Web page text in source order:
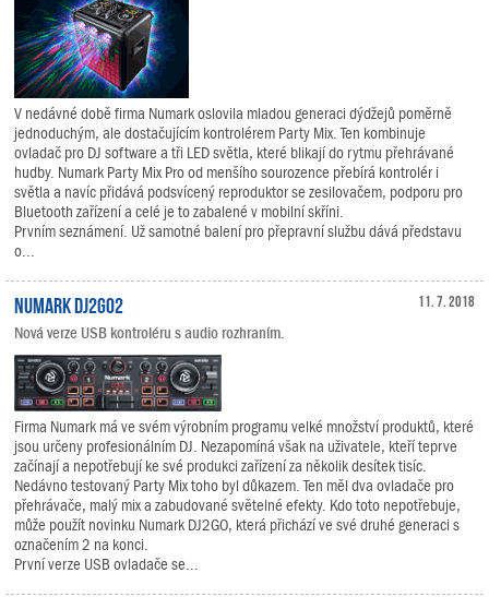
V nedávné době firma Numark oslovila mladou generaci dýdžejů poměrně
jednoduchým, ale dostačujícím kontrolérem Party Mix. Ten kombinuje
ovladač pro DJ software a tři LED světla, které blikají do rytmu přehrávané
hudby. Numark Party Mix Pro od menšího sourozence přebírá kontrolér i
světla a navíc přidává podsvícený reproduktor se zesilovačem, podporu pro
Bluetooth zařízení a celé je to zabalené v mobilní skříni.
Prvním seznámení. Už samotné balení pro přepravní službu dává představu
o...
11. 7. 2018
Numark DJ2GO2
Nová verze USB kontroléru s audio rozhraním.
Firma Numark má ve svém výrobním programu velké množství produktů, které
jsou určeny profesionálním DJ. Nezapomíná však na uživatele, kteří teprve
začínají a nepotřebují ke své produkci zařízení za několik desítek tisíc.
Nedávno testovaný Party Mix toho byl důkazem. Ten měl dva ovladače pro
přehrávače, malý mix a zabudované světelné efekty. Kdo toto nepotřebuje,
může použít novinku Numark DJ2GO, která přichází ve své druhé generaci s
označením 2 na konci.
První verze USB ovladače se...